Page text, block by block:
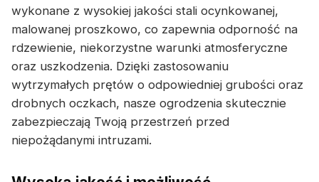
wykonane z wysokiej jakości stali ocynkowanej,
malowanej proszkowo, co zapewnia odporność na
rdzewienie, niekorzystne warunki atmosferyczne
oraz uszkodzenia. Dzięki zastosowaniu
wytrzymałych prętów o odpowiedniej grubości oraz
drobnych oczkach, nasze ogrodzenia skutecznie
zabezpieczają Twoją przestrzeń przed
niepożądanymi intruzami.